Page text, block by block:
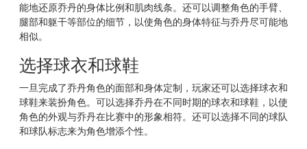
能地还原乔丹的身体比例和肌肉线条。还可以调整角色的手臂、
腿部和躯干等部位的细节，以使角色的身体特征与乔丹尽可能地
相似。
选择球衣和球鞋
一旦完成了乔丹角色的面部和身体定制，玩家还可以选择球衣和
球鞋来装扮角色。可以选择乔丹在不同时期的球衣和球鞋，以使
角色的外观与乔丹在比赛中的形象相符。还可以选择不同的球队
和球队标志来为角色增添个性。